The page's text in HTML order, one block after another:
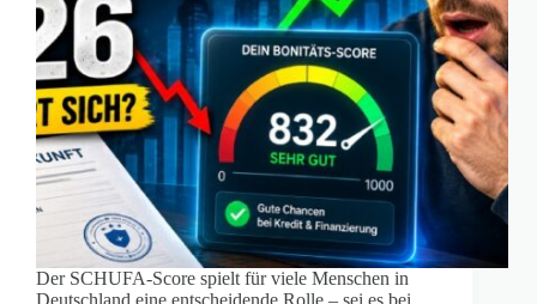
Der SCHUFA-Score spielt für viele Menschen in
Deutschland eine entscheidende Rolle – sei es bei